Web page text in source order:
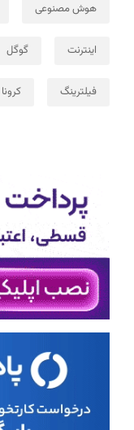
هوش مصنوعی
اینترنت گوگل
فیلترینگ کرونا